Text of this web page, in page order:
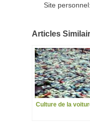
Site personnel:
Articles
Culture de la